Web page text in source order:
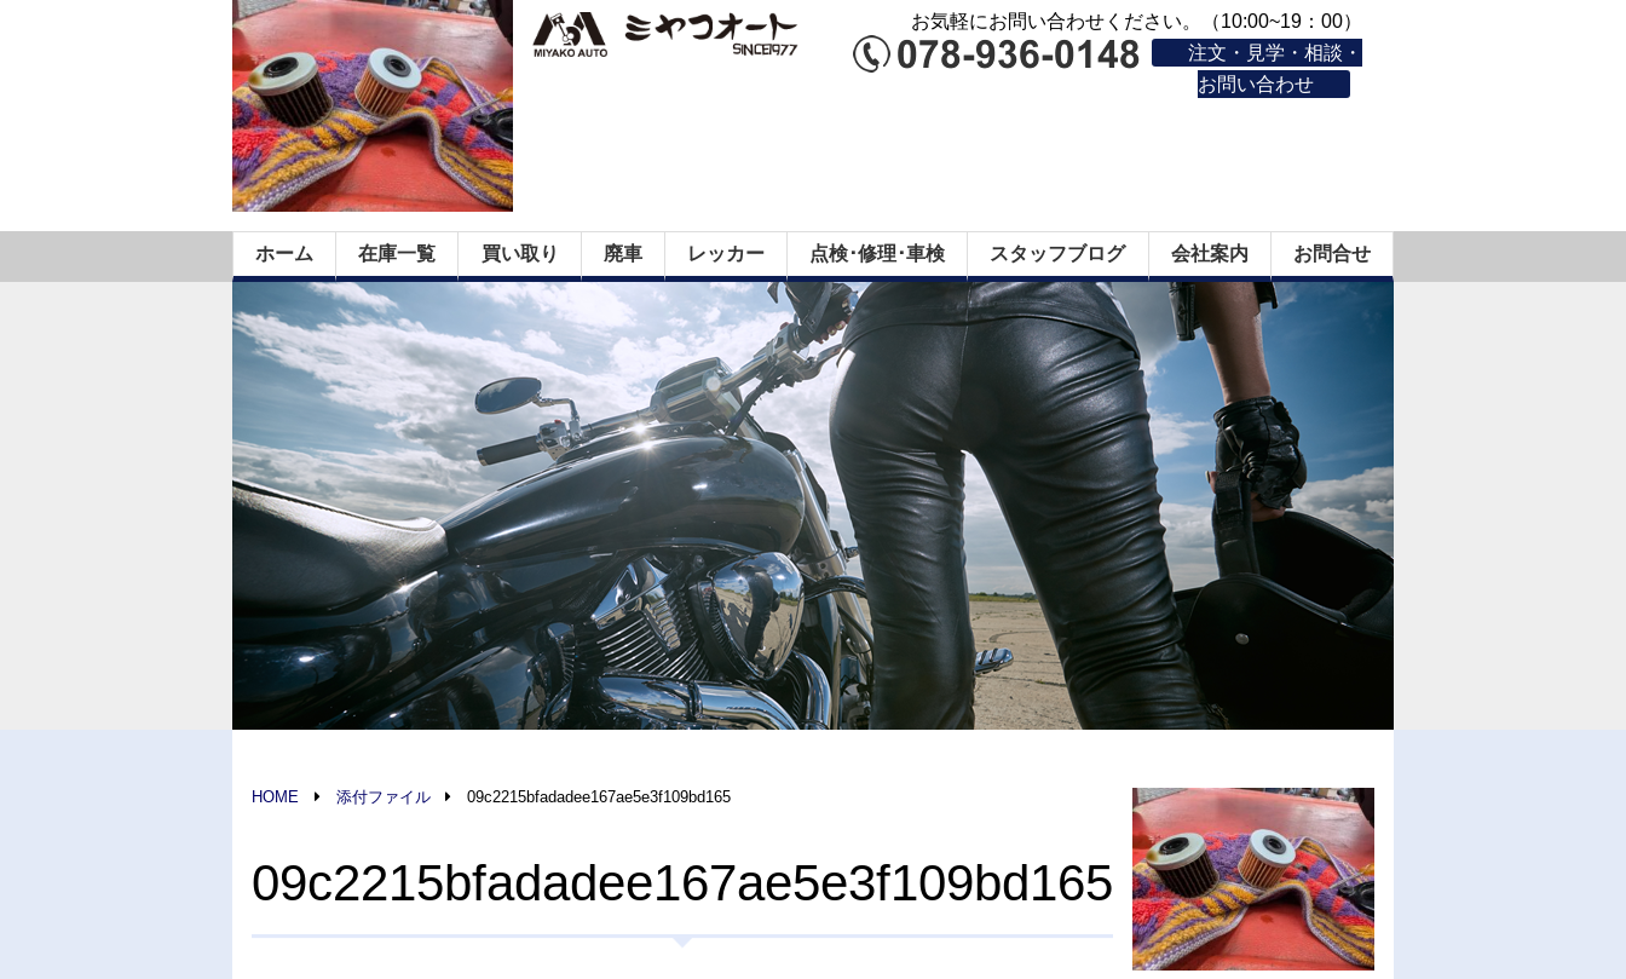
お気軽にお問い合わせください。（10:00~19：00）
注文・見学・相談・
お問い合わせ
ホーム 在庫一覧 買い取り 廃車 レッカー 点検･修理･車検 スタッフブログ 会社案内 お問合せ
HOME 添付ファイル 09c2215bfadadee167ae5e3f109bd165
09c2215bfadadee167ae5e3f109bd165